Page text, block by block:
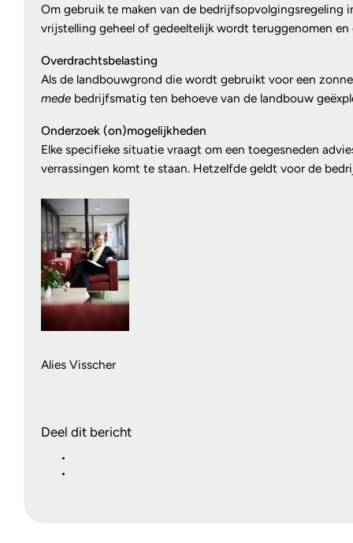
Om gebruik te maken van de
vrijstelling geheel of gedeeltelijk wordt teruggenomen
Overdrachtsbelasting
Als de landbouwgrond die wordt gebruikt voor een
medebedrijfsmatig ten behoeve van de landbouw
Onderzoek (on)mogelijkheden
Elke specifieke situatie vraagt om een toegesneden
verrassingen komt te staan. Hetzelfde geldt voor de
Alies Visscher
Deel dit bericht